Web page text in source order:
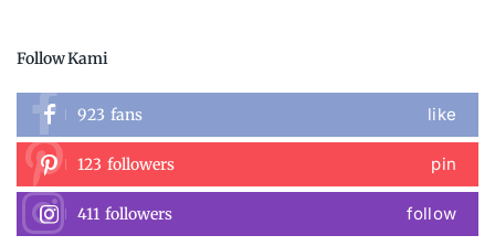
Follow Kami
923 fans like
123 followers pin
411 followers follow